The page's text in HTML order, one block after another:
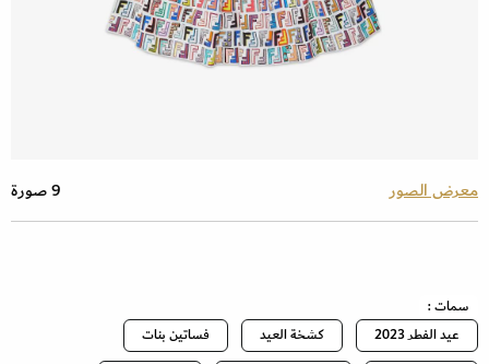
معرض الصور 9 صورة
سمات :
عيد الفطر 2023
كشخة العيد
فساتين بنات